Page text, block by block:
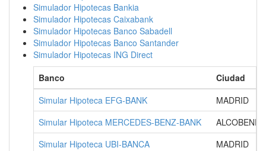
Simulador Hipotecas Bankia
Simulador Hipotecas Caixabank
Simulador Hipotecas Banco Sabadell
Simulador Hipotecas Banco Santander
Simulador Hipotecas ING Direct
Banco
Ciudad
Simular Hipoteca EFG-BANK
MADRID
Simular Hipoteca MERCEDES-BENZ-BANK
Simular Hipoteca UBI-BANCA
MADRID